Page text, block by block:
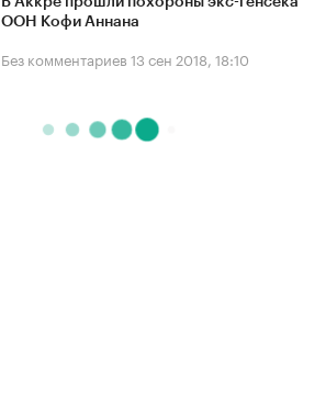
ООН Кофи Аннана
Без комментариев 13 сен 2018, 18:10